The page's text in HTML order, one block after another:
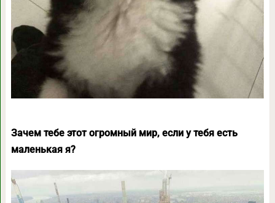
Зачем тебе этот огромный мир, если у тебя есть
маленькая я?